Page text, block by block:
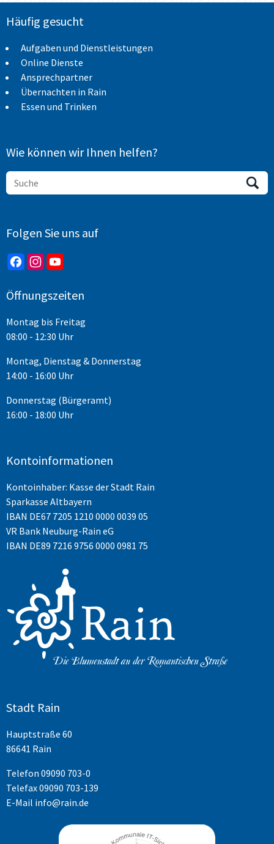
Häufig gesucht
Aufgaben und Dienstleistungen
Online Dienste
Ansprechpartner
Übernachten in Rain
Essen und Trinken
Wie können wir Ihnen helfen?
Folgen Sie uns auf
Öffnungszeiten
Montag bis Freitag
08:00 - 12:30 Uhr
Montag, Dienstag & Donnerstag
14:00 - 16:00 Uhr
Donnerstag (Bürgeramt)
16:00 - 18:00 Uhr
Kontoinformationen
Kontoinhaber: Kasse der Stadt Rain
Sparkasse Altbayern
IBAN DE67 7205 1210 0000 0039 05
VR Bank Neuburg-Rain eG
IBAN DE89 7216 9756 0000 0981 75
Stadt Rain
Hauptstraße 60
86641 Rain
Telefon 09090 703-0
Telefax 09090 703-139
E-Mail info@rain.de